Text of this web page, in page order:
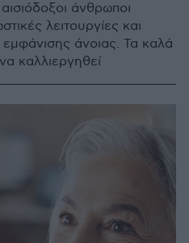
άνθρωποι
λειτουργίες και
άνοιας. Τα καλά
καλλιεργηθεί